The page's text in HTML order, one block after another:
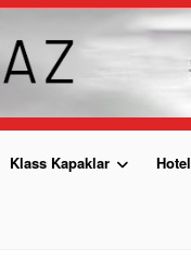
Klass Kapaklar Hotel